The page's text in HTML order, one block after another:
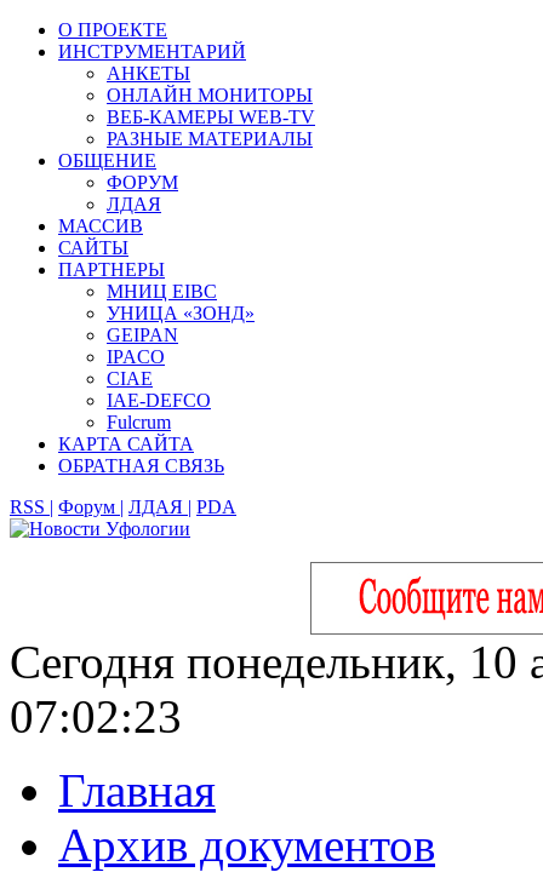
О ПРОЕКТЕ
ИНСТРУМЕНТАРИЙ
АНКЕТЫ
ОНЛАЙН МОНИТОРЫ
ВЕБ-КАМЕРЫ WEB-TV
РАЗНЫЕ МАТЕРИАЛЫ
ОБЩЕНИЕ
ФОРУМ
ЛДАЯ
МАССИВ
САЙТЫ
ПАРТНЕРЫ
МНИЦ EIBC
УНИЦА «ЗОНД»
GEIPAN
IPACO
CIAE
IAE-DEFCO
Fulcrum
КАРТА САЙТА
ОБРАТНАЯ СВЯЗЬ
RSS | Форум | ЛДАЯ | PDA
Сегодня понедельник, 10
07:02:24
Главная
Архив документов